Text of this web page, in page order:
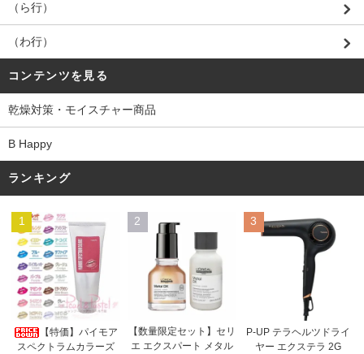
（ら行）
（わ行）
コンテンツを見る
乾燥対策・モイスチャー商品
B Happy
ランキング
1
【特価】パイモア
スペクトラムカラーズ
2
【数量限定セット】セリ
エ エクスパート メタル
3
P-UP テラヘルツドライ
ヤー エクステラ 2G